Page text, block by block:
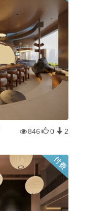
846 0 2